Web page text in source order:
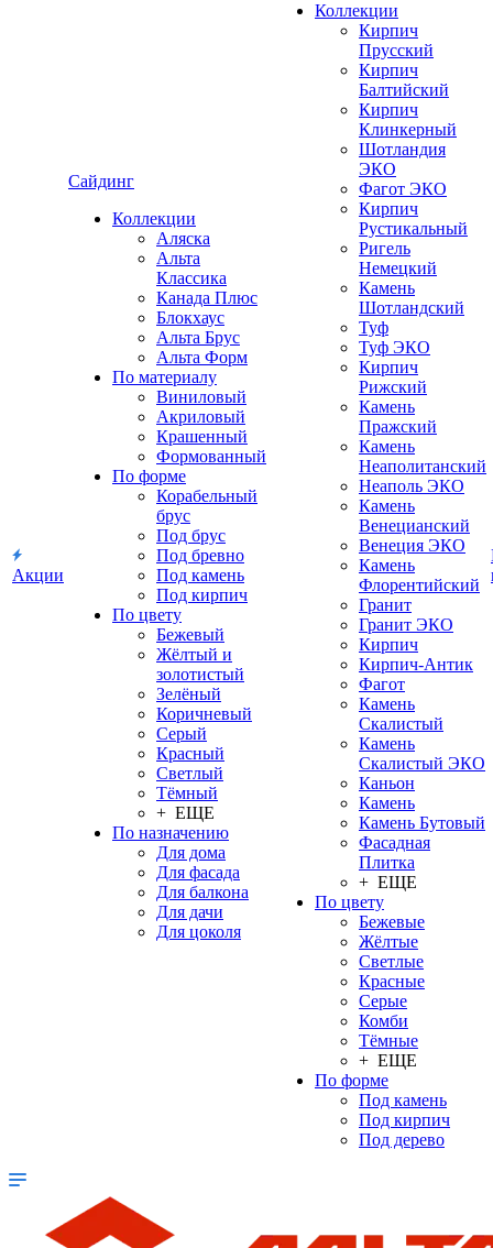
Акции
Сайдинг
Коллекции
Аляска
Альта
Классика
Канада Плюс
Блокхаус
Альта Брус
Альта Форм
По материалу
Виниловый
Акриловый
Крашенный
Формованный
По форме
Корабельный
брус
Под брус
Под бревно
Под камень
Под кирпич
По цвету
Бежевый
Жёлтый и
золотистый
Зелёный
Коричневый
Серый
Красный
Светлый
Тёмный
+ ЕЩЕ
По назначению
Для дома
Для фасада
Для балкона
Для дачи
Для цоколя
Коллекции
Кирпич
Прусский
Кирпич
Балтийский
Кирпич
Клинкерный
Шотландия
ЭКО
Фагот ЭКО
Кирпич
Рустикальный
Ригель
Немецкий
Камень
Шотландский
Туф
Туф ЭКО
Кирпич
Рижский
Камень
Пражский
Камень
Неаполитанский
Неаполь ЭКО
Камень
Венецианский
Венеция ЭКО
Камень
Флорентийский
Гранит
Гранит ЭКО
Кирпич
Кирпич-Антик
Фагот
Камень
Скалистый
Камень
Скалистый ЭКО
Каньон
Камень
Камень Бутовый
Фасадная
Плитка
+ ЕЩЕ
По цвету
Бежевые
Жёлтые
Светлые
Красные
Серые
Комби
Тёмные
+ ЕЩЕ
По форме
Под камень
Под кирпич
Под дерево